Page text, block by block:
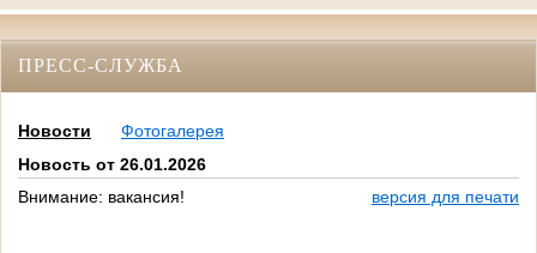
ПРЕСС-СЛУЖБА
Новости
Фотогалерея
Новость от 26.01.2026
Внимание: вакансия!
версия для печати